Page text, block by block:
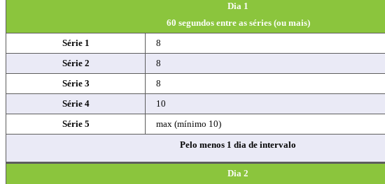
Dia 1
60 segundos entre as séries (ou mais)
Série 1 8
Série 2 8
Série 3 8
Série 4 10
Série 5 max (mínimo 10)
Pelo menos 1 dia de intervalo
Dia 2